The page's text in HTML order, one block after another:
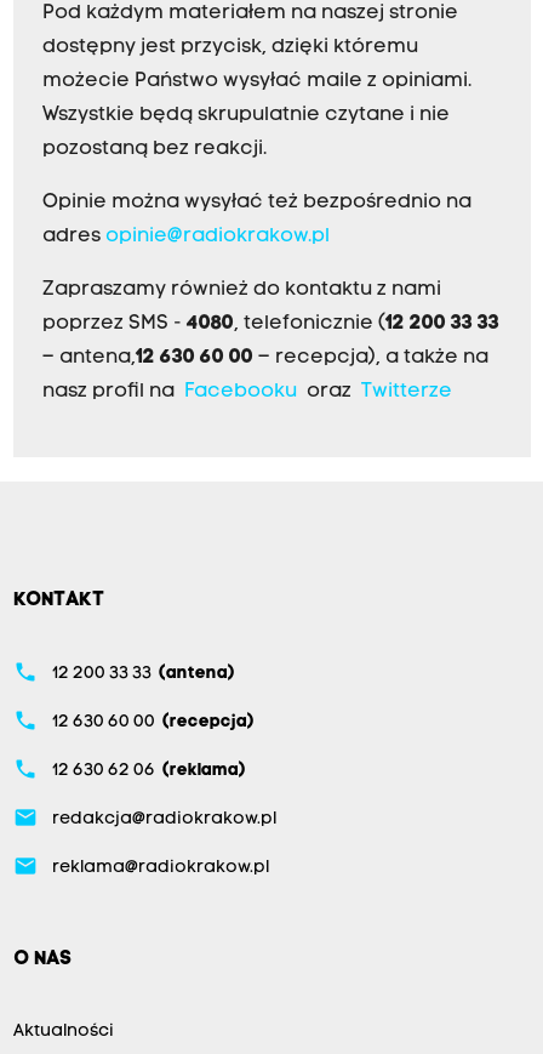
Pod każdym materiałem na naszej stronie
dostępny jest przycisk, dzięki któremu
możecie Państwo wysyłać maile z opiniami.
Wszystkie będą skrupulatnie czytane i nie
pozostaną bez reakcji.
Opinie można wysyłać też bezpośrednio na
adres opinie@radiokrakow.pl
Zapraszamy również do kontaktu z nami
poprzez SMS - 4080, telefonicznie (12 200 33 33
– antena,12 630 60 00 – recepcja), a także na
nasz profil na Facebookuoraz Twitterze
KONTAKT
phone 12 200 33 33 (antena)
phone 12 630 60 00 (recepcja)
phone 12 630 62 06 (reklama)
email redakcja@radiokrakow.pl
email reklama@radiokrakow.pl
O NAS
Aktualności